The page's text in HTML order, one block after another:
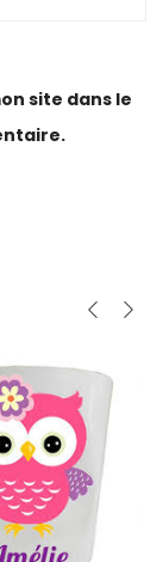
site dans le